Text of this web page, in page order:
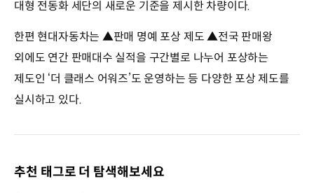
대형 전동화 세단의 새로운 기준을 제시한 차량이다.
한편 현대자동차는 ▲판매 명예 포상 제도 ▲전국 판매왕
외에도 연간 판매대수 실적을 구간별로 나누어 포상하는
제도인 ‘더 클래스 어워즈’도 운영하는 등 다양한 포상 제도를
실시하고 있다.
추천 태그로 더 탐색해보세요